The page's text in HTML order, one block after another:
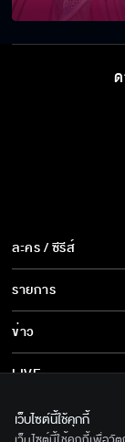
ละคร / ซีรีส์
ละคร/ซีรีส์
ซีรีส์นานาชาติ
การ์ตูน & เกม
รายการ
รายการทั้งหมด
ข่าว
ข่าวทั้งหมด
ข่าวประชาสัมพันธ์
LIVE
เกี่ยวกับเรา
เว็บไซต์นี้ใช้คุกกี้